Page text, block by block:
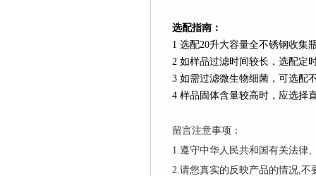
选配指南：
1 选配20升大容量全不锈钢收集
2 如样品过滤时间较长，选配定
3 如需过滤微生物细菌，可选配
4 样品固体含量较高时，应选择
留言注意事项：
1.遵守中华人民共和国有关法律
2.请您真实的反映产品的情况,